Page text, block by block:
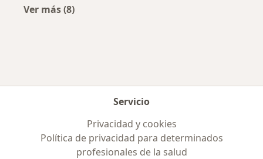
Ver más (8)
Servicio
Privacidad y cookies
Política de privacidad para determinados
profesionales de la salud